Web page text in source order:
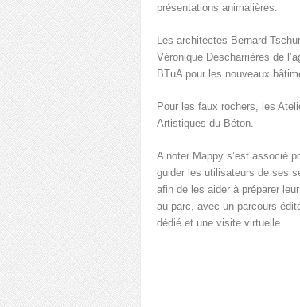
présentations animalières.
Les architectes Bernard
Véronique Descharrières de
BTuA pour les nouveaux
Pour les faux rochers, les
Artistiques du Béton.
A noter Mappy s’est associé
guider les utilisateurs de ses
afin de les aider à préparer
au parc, avec un parcours
dédié et une visite virtuelle.